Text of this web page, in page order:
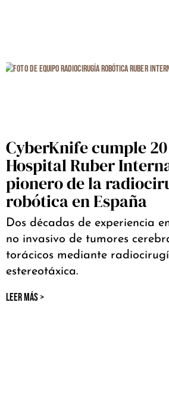
CyberKnife cumple
Hospital Ruber
pionero de la
robótica en España
Dos décadas de experiencia
no invasivo de tumores
torácicos mediante
estereotáxica.
LEER MÁS >